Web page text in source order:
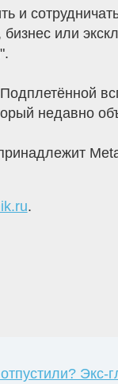
и
или
недавно
.
Экс-